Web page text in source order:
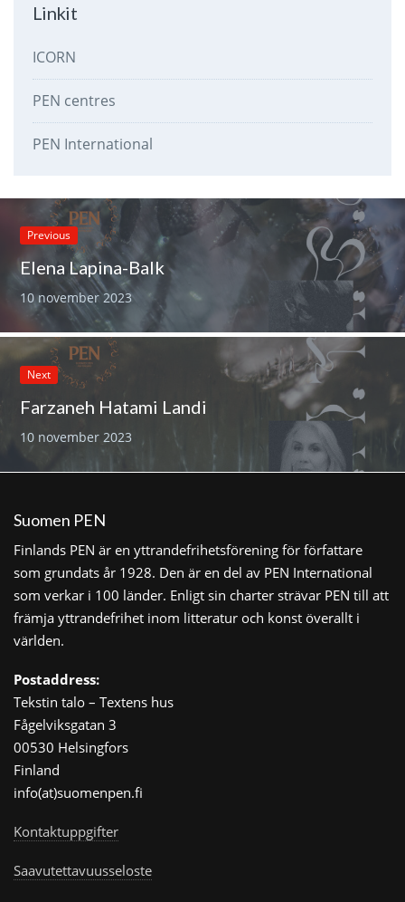
Linkit
ICORN
PEN centres
PEN International
Previous
Elena Lapina-Balk
10 november 2023
Next
Farzaneh Hatami Landi
10 november 2023
Suomen PEN
Finlands PEN är en yttrandefrihetsförening för författare
som grundats år 1928. Den är en del av PEN International
som verkar i 100 länder. Enligt sin charter strävar PEN till att
främja yttrandefrihet inom litteratur och konst överallt i
världen.
Postaddress:
Tekstin talo – Textens hus
Fågelviksgatan 3
00530 Helsingfors
Finland
info(at)suomenpen.fi
Kontaktuppgifter
Saavutettavuusseloste